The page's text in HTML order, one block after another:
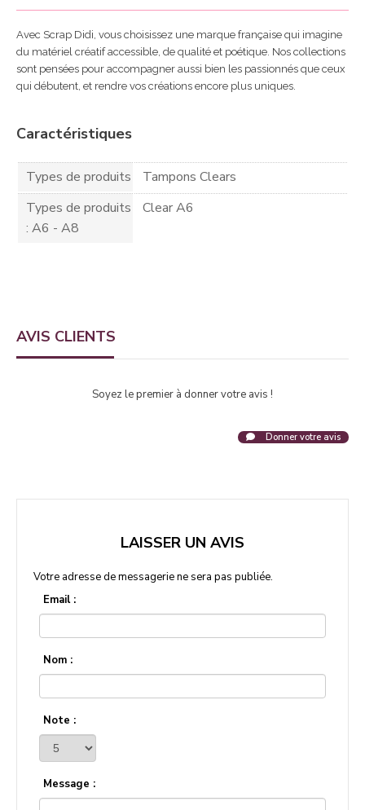
Avec Scrap Didi, vous choisissez une marque française qui imagine
du matériel créatif accessible, de qualité et poétique. Nos collections
sont pensées pour accompagner aussi bien les passionnés que ceux
qui débutent, et rendre vos créations encore plus uniques.
Caractéristiques
Types de produits
Tampons Clears
Types de produits
: A6 - A8
Clear A6
AVIS CLIENTS
Soyez le premier à donner votre avis !
Donner votre avis
LAISSER UN AVIS
Votre adresse de messagerie ne sera pas publiée.
Email :
Nom :
Note :
Message :